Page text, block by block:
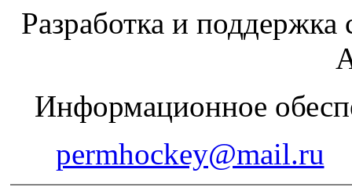
Разработка и
Информационное
permhockey@mail.ru